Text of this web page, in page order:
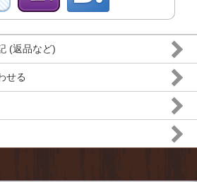
(返品など)
せる